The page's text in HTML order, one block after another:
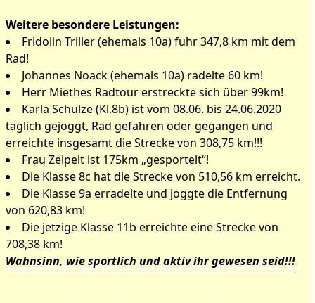
Weitere besondere Leistungen:
Fridolin Triller (ehemals 10a) fuhr 347,8 km mit dem
Rad!
Johannes Noack (ehemals 10a) radelte 60 km!
Herr Miethes Radtour erstreckte sich über 99km!
Karla Schulze (Kl.8b) ist vom 08.06. bis 24.06.2020
täglich gejoggt, Rad gefahren oder gegangen und
erreichte insgesamt die Strecke von 308,75 km!!!
Frau Zeipelt ist 175km „gesportelt“!
Die Klasse 8c hat die Strecke von 510,56 km erreicht.
Die Klasse 9a erradelte und joggte die Entfernung
von 620,83 km!
Die jetzige Klasse 11b erreichte eine Strecke von
708,38 km!
Wahnsinn, wie sportlich und aktiv ihr gewesen seid!!!